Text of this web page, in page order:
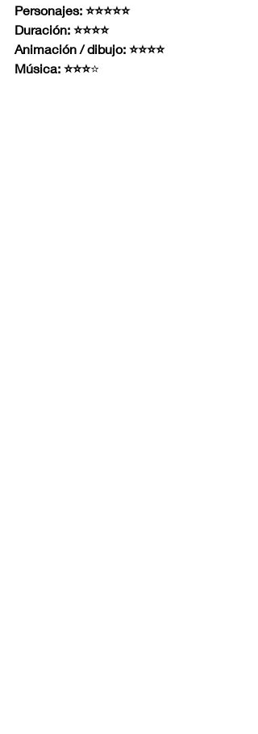
Personajes: ⭐⭐⭐⭐⭐
Duración: ⭐⭐⭐⭐
Animación / dibujo: ⭐⭐⭐⭐
Música: ⭐⭐⭐⭐